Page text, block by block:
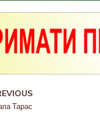
Тарас